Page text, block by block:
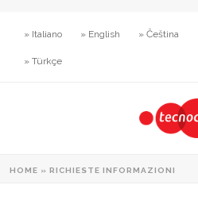
» Italiano » English » Čeština
» Türkçe
HOME » RICHIESTE INFORMAZIONI